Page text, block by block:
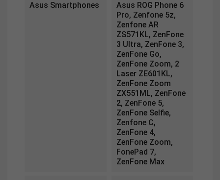
Asus Smartphones
Asus ROG Phone 6
Pro, Zenfone 5z,
Zenfone AR
ZS571KL, ZenFone
3 Ultra, ZenFone 3,
ZenFone Go,
ZenFone Zoom, 2
Laser ZE601KL,
ZenFone Zoom
ZX551ML, ZenFone
2, ZenFone 5,
ZenFone Selfie,
Zenfone C,
ZenFone 4,
ZenFone Zoom,
FonePad 7,
ZenFone Max